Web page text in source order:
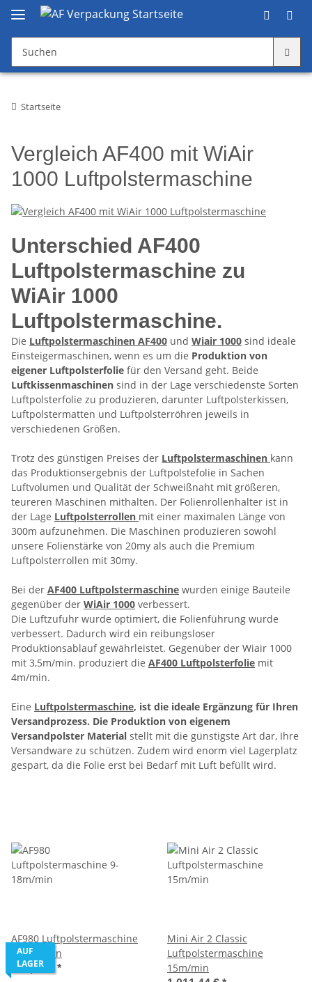
Startseite
Vergleich AF400 mit WiAir
1000 Luftpolstermaschine
Unterschied AF400
Luftpolstermaschine zu
WiAir 1000
Luftpolstermaschine.
Die Luftpolstermaschinen AF400 und Wiair 1000 sind ideale
Einsteigermaschinen, wenn es um die Produktion von
eigener Luftpolsterfolie für den Versand geht. Beide
Luftkissenmaschinen sind in der Lage verschiedenste Sorten
Luftpolsterfolie zu produzieren, darunter Luftpolsterkissen,
Luftpolstermatten und Luftpolsterröhren jeweils in
verschiedenen Größen.
Trotz des günstigen Preises der Luftpolstermaschinen kann
das Produktionsergebnis der Luftpolstefolie in Sachen
Luftvolumen und Qualität der Schweißnaht mit größeren,
teureren Maschinen mithalten. Der Folienrollenhalter ist in
der Lage Luftpolsterrollen mit einer maximalen Länge von
300m aufzunehmen. Die Maschinen produzieren sowohl
unsere Folienstärke von 20my als auch die Premium
Luftpolsterrollen mit 30my.
Bei der AF400 Luftpolstermaschine wurden einige Bauteile
gegenüber der WiAir 1000 verbessert.
Die Luftzufuhr wurde optimiert, die Folienführung wurde
verbessert. Dadurch wird ein reibungsloser
Produktionsablauf gewährleistet. Gegenüber der Wiair 1000
mit 3,5m/min. produziert die AF400 Luftpolsterfolie mit
4m/min.
Eine Luftpolstermaschine, ist die ideale Ergänzung für Ihren
Versandprozess. Die Produktion von eigenem
Versandpolster Material stellt mit die günstigste Art dar, Ihre
Versandware zu schützen. Zudem wird enorm viel Lagerplatz
gespart, da die Folie erst bei Bedarf mit Luft befüllt wird.
AUF
LAGER
AF980 Luftpolstermaschine
9-18m/min
499,90 € *
Mini Air 2 Classic
Luftpolstermaschine
15m/min